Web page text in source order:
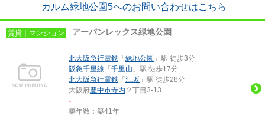
カルム緑地公園5へのお問い合わせはこちら
賃貸｜マンション アーバンレックス緑地公園
北大阪急行電鉄 「 緑地公園 」駅 徒歩3分
阪急千里線 「 千里山 」駅 徒歩17分
北大阪急行電鉄 「 江坂 」駅 徒歩28分
大阪府豊中市寺内 ２丁目3-13
-
築年数：築41年